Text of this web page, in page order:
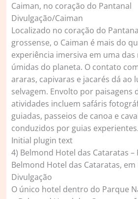
Caiman, no coração do Pantanal
Divulgação/Caiman
Localizado no coração do
grossense, o Caiman é mais do
experiência imersiva em uma das
úmidas do planeta. O contato
araras, capivaras e jacarés dá ao
selvagem. Envolto por paisagens
atividades incluem safáris
guiadas, passeios de canoa e
conduzidos por guias experientes.
Initial plugin text
4) Belmond Hotel das Cataratas –
Belmond Hotel das Cataratas, em
Divulgação
O único hotel dentro do Parque